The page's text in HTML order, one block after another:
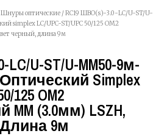
Шнуры оптические / RC19 ШВО(s)-3.0-LC/U-ST/U-
simplex LC/UPC-ST/UPC 50/125 OM2
черный, длина 9м
U-ST/U-MM50-9м-
Simplex
125 OM2
(3.0мм) LSZH,
9м